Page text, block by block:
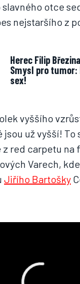
otce
nejstaršího z
Herec Filip
Smysl pro tumor:
sex!
vyššího
jsou už vyšší! To
red carpetu na
Varech,
Jiřího Bartošky